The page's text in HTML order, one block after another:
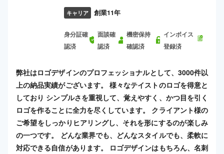
キャリア 創業11年
身分証確
認済
面談確
認済
機密保持
確認済
インボイス
登録済
弊社はロゴデザインのプロフェッショナルとして、3000件以
上の納品実績がございます。 様々なテイストのロゴを得意と
しており シンプルさを重視して、覚えやすく、かつ目を引く
ロゴを作ることに全力を尽くしています。 クライアント様の
ご希望をしっかりヒアリングし、それを形にするのが楽しみ
の一つです。 どんな業界でも、どんなスタイルでも、柔軟に
対応できる自信があります。 ロゴデザインはもちろん、名刺